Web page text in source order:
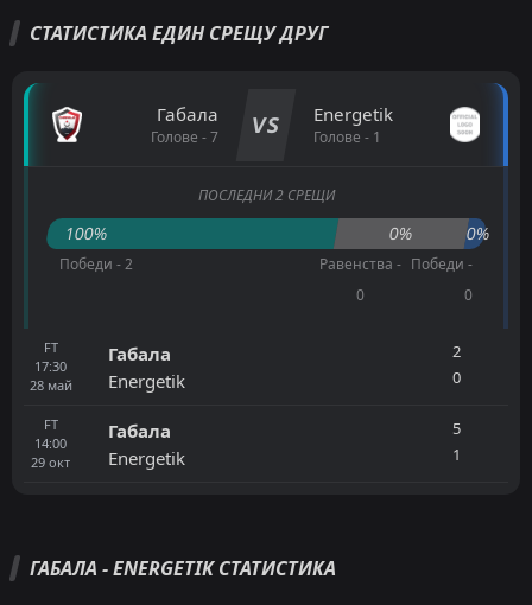
СТАТИСТИКА ЕДИН СРЕЩУ ДРУГ
Габала
Голове - 7 VS Energetik
Голове - 1
ПОСЛЕДНИ 2 СРЕЩИ
100% 0% 0%
Победи - 2
Равенства -
0
Победи -
0
FT
17:30
28 май
Габала
Energetik
2
0
FT
14:00
29 окт
Габала
Energetik
5
1
ГАБАЛА - ENERGETIK СТАТИСТИКА